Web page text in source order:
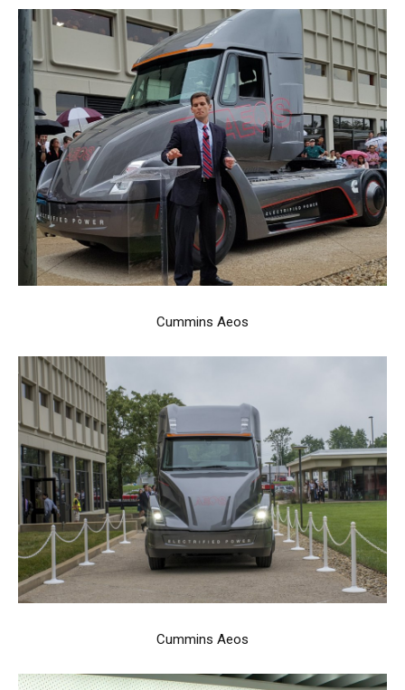
Cummins Aeos
Cummins Aeos